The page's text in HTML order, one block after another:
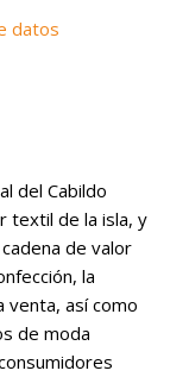
datos
del Cabildo
textil de la isla, y
de valor
la
venta, así como
de moda